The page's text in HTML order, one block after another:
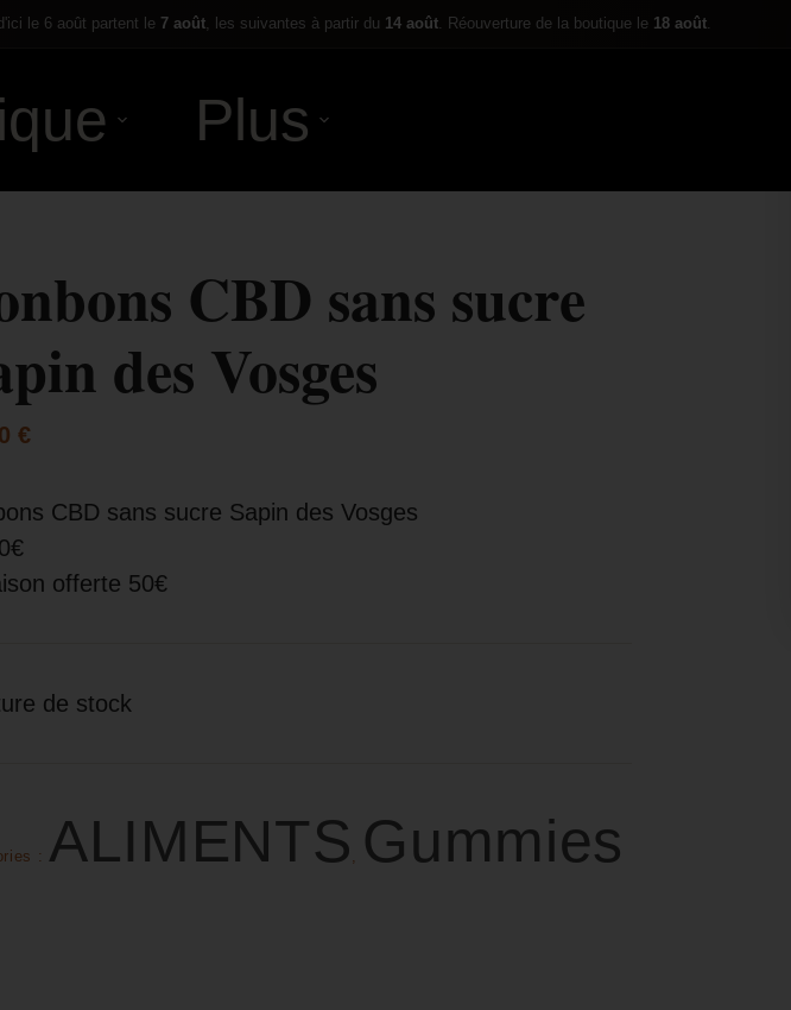
le 6 août partent le 7 août, les suivantes à partir du 14 août. Réouverture de la boutique le 18 août.
Plus
CBD sans sucre
des Vosges
€
CBD sans sucre Sapin des Vosges
offerte 50€
de stock
: ALIMENTS , Gummies